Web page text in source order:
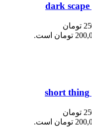
قیمت اصلی 250,000 تومان
قیمت اصلی 250,000 تومان